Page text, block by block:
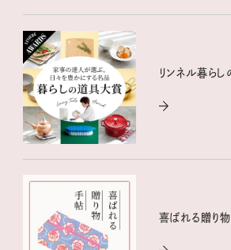
リンネル暮ら
喜ばれる贈り